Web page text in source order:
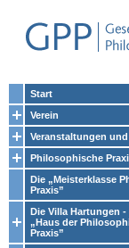
Start
Verein
Veranstaltungen
Philosophische
Die „Meisterklasse
Praxis”
Die Villa Hartungen -
„Haus der
Praxis”